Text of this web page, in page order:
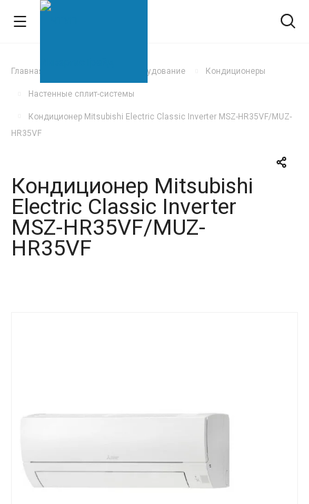
Главная Климатическое оборудование Кондиционеры
Настенные сплит-системы
Кондиционер Mitsubishi Electric Classic Inverter MSZ-HR35VF/MUZ-
HR35VF
Кондиционер Mitsubishi
Electric Classic Inverter
MSZ-HR35VF/MUZ-
HR35VF